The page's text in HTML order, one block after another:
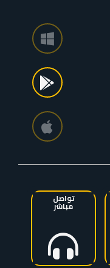
تواصل
مباشر